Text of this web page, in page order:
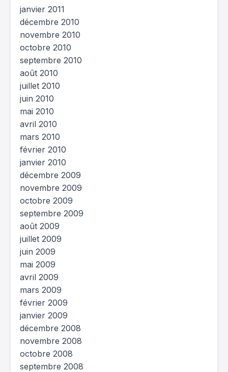
janvier 2011
décembre 2010
novembre 2010
octobre 2010
septembre 2010
août 2010
juillet 2010
juin 2010
mai 2010
avril 2010
mars 2010
février 2010
janvier 2010
décembre 2009
novembre 2009
octobre 2009
septembre 2009
août 2009
juillet 2009
juin 2009
mai 2009
avril 2009
mars 2009
février 2009
janvier 2009
décembre 2008
novembre 2008
octobre 2008
septembre 2008